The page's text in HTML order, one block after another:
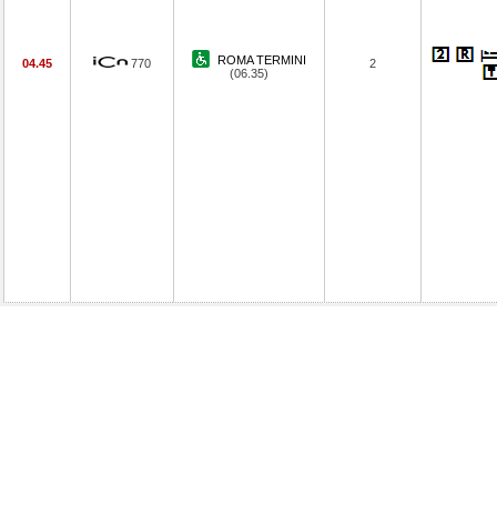
04.45 770
ROMA TERMINI
(06.35)
2